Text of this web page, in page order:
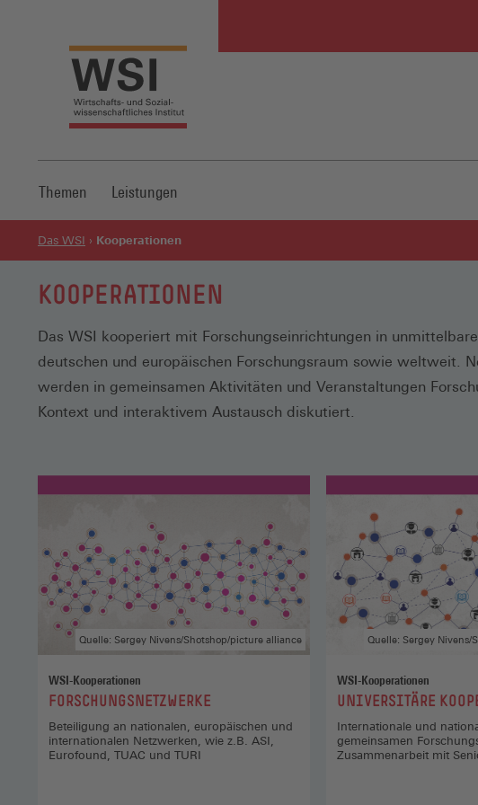
Themen Leistungen
Das WSI Kooperationen
KOOPERATIONEN
Das WSI kooperiert mit Forschungseinrichtungen in
deutschen und europäischen Forschungsraum sowie weltweit.
werden in gemeinsamen Aktivitäten und Veranstaltungen
Kontext und interaktivem Austausch diskutiert.
WSI-Kooperationen
:FORSCHUNGSNETZWERKE
Beteiligung an nationalen, europäischen und
internationalen Netzwerken, wie z.B. ASI,
Eurofound, TUAC und TURI
Quelle: Sergey Nivens/Shotshop/picture alliance
WSI-Kooperationen
:UNIVERSITÄRE
Internationale und
gemeinsamen
Zusammenarbeit mit
Quelle: Sergey